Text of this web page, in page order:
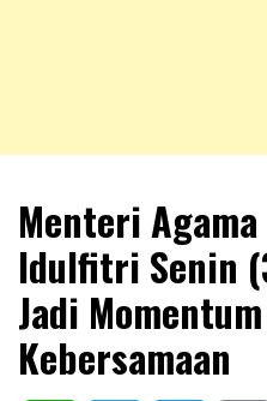
NKRIPOST
Menteri
Idulfitri Senin
Jadi
Kebersamaan